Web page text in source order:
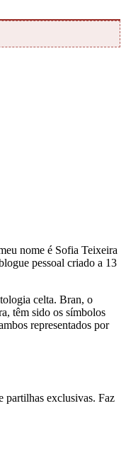
nome é Sofia Teixeira
pessoal criado a 13
celta. Bran, o
têm sido os símbolos
representados por
partilhas exclusivas. Faz